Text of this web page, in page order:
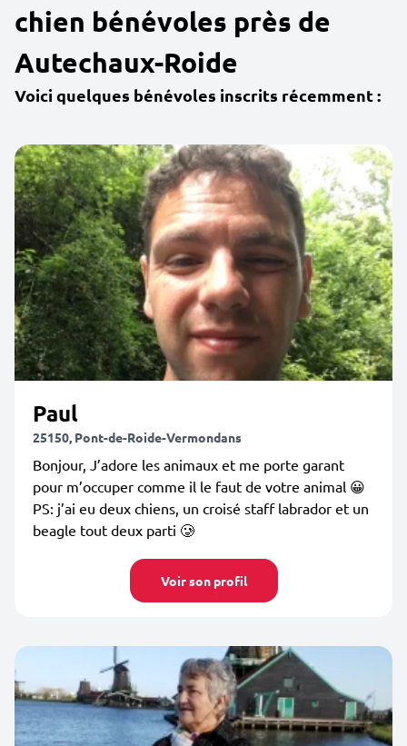
chien bénévoles près de
Autechaux-Roide
Voici quelques bénévoles inscrits récemment :
Paul
25150, Pont-de-Roide-Vermondans
Bonjour, J’adore les animaux et me porte garant
pour m’occuper comme il le faut de votre animal 😀
PS: j’ai eu deux chiens, un croisé staff labrador et un
beagle tout deux parti 🥲
Voir son profil